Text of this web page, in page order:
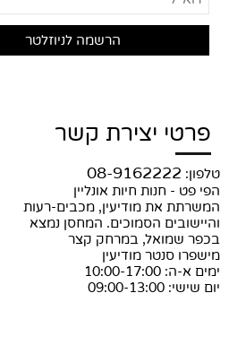
פרטי יצירת קשר
טלפון: 08-9162222
הפי פט - חנות חיות אונליין
המשרתת את מודיעין, מכבים-רעות
והיישובים הסמוכים. המחסן נמצא
בכפר שמואל, במרחק קצר
מישפרו סנטר מודיעין
ימים א-ה: 10:00-17:00
יום שישי: 09:00-13:00